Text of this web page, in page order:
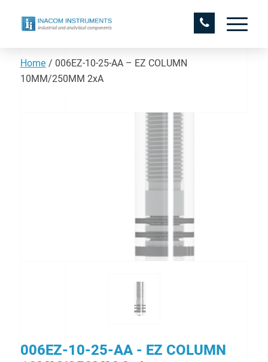
Home / 006EZ-10-25-AA – EZ COLUMN
10MM/250MM 2xA
006EZ-10-25-AA - EZ COLUMN